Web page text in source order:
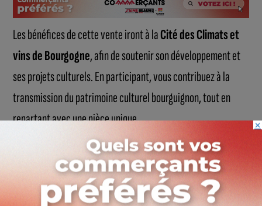
Les bénéfices de cette vente iront à laCité des Climats et
vins de Bourgogne, afin de soutenir son développement et
ses projets culturels. En participant, vous contribuez à la
transmission du patrimoine culturel bourguignon, tout en
repartant avec une pièce unique.
Pour enchérir, il vous suffit de vous inscrire à l’avance sur les
plateformesdrouot.comouinterencheres.com, où la
vente sera diffusée en direct.
×